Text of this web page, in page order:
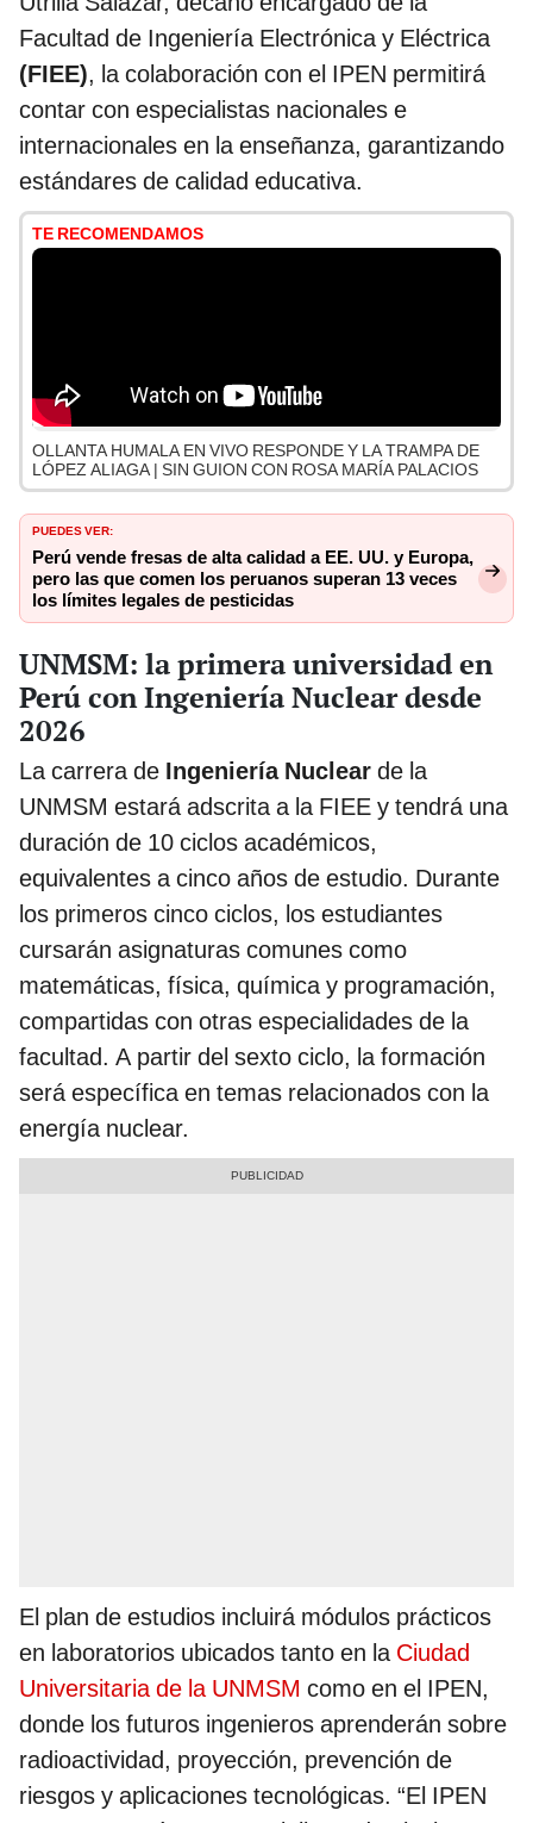
Facultad de Ingeniería Electrónica y Eléctrica
(FIEE), la colaboración con el IPEN permitirá
contar con especialistas nacionales e
internacionales en la enseñanza, garantizando
estándares de calidad educativa.
TE RECOMENDAMOS
OLLANTA HUMALA EN VIVO RESPONDE Y LA TRAMPA DE
LÓPEZ ALIAGA | SIN GUION CON ROSA MARÍA PALACIOS
PUEDES VER:
Perú vende fresas de alta calidad a EE. UU. y Europa,
pero las que comen los peruanos superan 13 veces
los límites legales de pesticidas
UNMSM: la primera universidad en
Perú con Ingeniería Nuclear desde
2026
La carrera de Ingeniería Nuclear de la
UNMSM estará adscrita a la FIEE y tendrá una
duración de 10 ciclos académicos,
equivalentes a cinco años de estudio. Durante
los primeros cinco ciclos, los estudiantes
cursarán asignaturas comunes como
matemáticas, física, química y programación,
compartidas con otras especialidades de la
facultad. A partir del sexto ciclo, la formación
será específica en temas relacionados con la
energía nuclear.
El plan de estudios incluirá módulos prácticos
en laboratorios ubicados tanto en laCiudad
Universitaria de la UNMSM como en el IPEN,
donde los futuros ingenieros aprenderán sobre
radioactividad, proyección, prevención de
riesgos y aplicaciones tecnológicas. “El IPEN